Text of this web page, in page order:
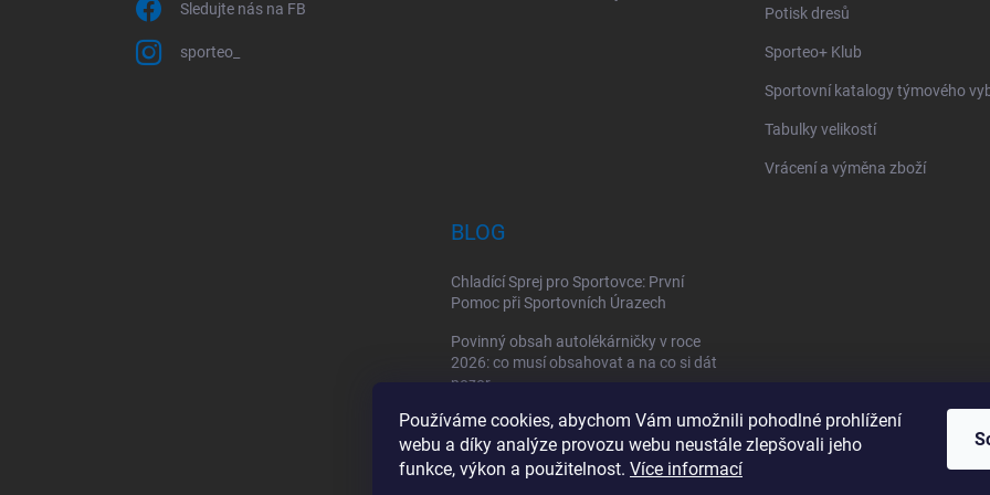
Používáme cookies, abychom Vám umožnili pohodlné prohlížení
webu a díky analýze provozu webu neustále zlepšovali jeho
funkce, výkon a použitelnost. Více informací
Sledujte nás na FB
sporteo_
Potisk dresů
Sporteo+ Klub
Sportovní katalogy týmového
Tabulky velikostí
Vrácení a výměna zboží
BLOG
Chladící Sprej pro Sportovce: První
Pomoc při Sportovních Úrazech
Povinný obsah autolékárničky v roce
2026: co musí obsahovat a na co si dát
pozor
Sportovní lékárnička: Jak si vybrat a co
by měla obsahovat?